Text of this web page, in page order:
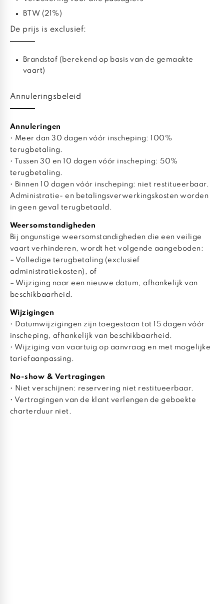
BTW (21%)
De prijs is exclusief:
Brandstof (berekend op basis van de gemaakte
vaart)
Annuleringsbeleid
Annuleringen
• Meer dan 30 dagen vóór inscheping: 100%
terugbetaling.
• Tussen 30 en 10 dagen vóór inscheping: 50%
terugbetaling.
• Binnen 10 dagen vóór inscheping: niet restitueerbaar.
Administratie- en betalingsverwerkingskosten worden
in geen geval terugbetaald.
Weersomstandigheden
Bij ongunstige weersomstandigheden die een veilige
vaart verhinderen, wordt het volgende aangeboden:
– Volledige terugbetaling (exclusief
administratiekosten), of
– Wijziging naar een nieuwe datum, afhankelijk van
beschikbaarheid.
Wijzigingen
• Datumwijzigingen zijn toegestaan tot 15 dagen vóór
inscheping, afhankelijk van beschikbaarheid.
• Wijziging van vaartuig op aanvraag en met mogelijke
tariefaanpassing.
No-show & Vertragingen
• Niet verschijnen: reservering niet restitueerbaar.
• Vertragingen van de klant verlengen de geboekte
charterduur niet.